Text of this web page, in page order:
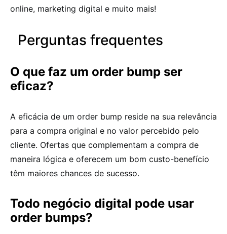
online, marketing digital e muito mais!
Perguntas frequentes
O que faz um order bump ser
eficaz?
A eficácia de um order bump reside na sua relevância
para a compra original e no valor percebido pelo
cliente. Ofertas que complementam a compra de
maneira lógica e oferecem um bom custo-benefício
têm maiores chances de sucesso.
Todo negócio digital pode usar
order bumps?